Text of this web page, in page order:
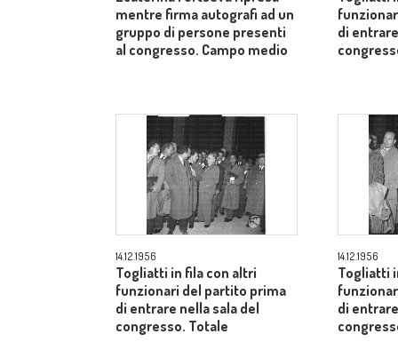
mentre firma autografi ad un
gruppo di persone presenti
al congresso. Campo medio
di
14.12.1956
Togliatti in fila con altri
funzionari del partito prima
di entrare nella sala del
congresso. Totale
14.12.1956
Togliatti
di